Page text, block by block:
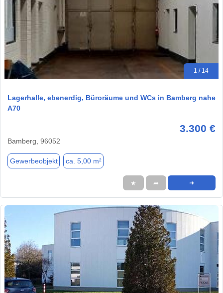
1 / 14
Lagerhalle, ebenerdig, Büroräume und WCs in Bamberg nahe
A70
3.300 €
Bamberg, 96052
Gewerbeobjekt ca. 5,00 m²
★ ➦ ➜